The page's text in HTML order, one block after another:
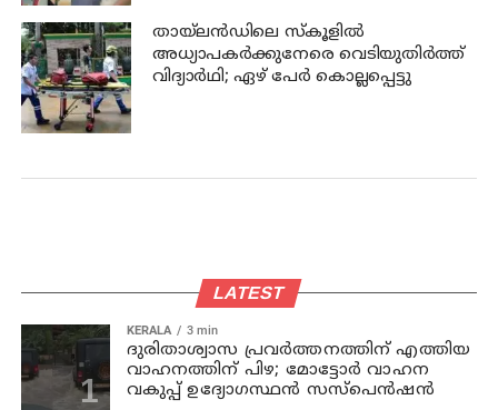
തായ്‌ലന്‍ഡിലെ സ്കൂളിൽ
അധ്യാപകര്‍ക്കുനേരെ വെടിയുതിർത്ത്
വിദ്യാർഥി; ഏഴ് പേര്‍ കൊല്ലപ്പെട്ടു
LATEST
KERALA 3 min
ദുരിതാശ്വാസ പ്രവര്‍ത്തനത്തിന് എത്തിയ
വാഹനത്തിന് പിഴ; മോട്ടോര്‍ വാഹന
വകുപ്പ് ഉദ്യോഗസ്ഥന്‍ സസ്‌പെന്‍ഷന്‍